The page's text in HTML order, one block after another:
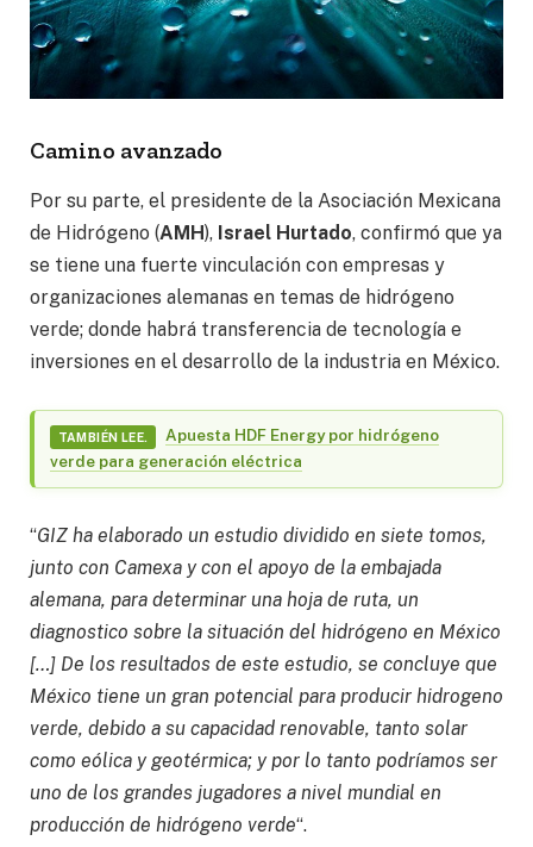
Camino avanzado
Por su parte, el presidente de la Asociación Mexicana
de Hidrógeno (AMH), Israel Hurtado, confirmó que ya
se tiene una fuerte vinculación con empresas y
organizaciones alemanas en temas de hidrógeno
verde; donde habrá transferencia de tecnología e
inversiones en el desarrollo de la industria en México.
TAMBIÉN LEE.
Apuesta HDF Energy por hidrógeno
verde para generación eléctrica
“GIZ ha elaborado un estudio dividido en siete tomos,
junto con Camexa y con el apoyo de la embajada
alemana, para determinar una hoja de ruta, un
diagnostico sobre la situación del hidrógeno en México
[…] De los resultados de este estudio, se concluye que
México tiene un gran potencial para producir hidrogeno
verde, debido a su capacidad renovable, tanto solar
como eólica y geotérmica; y por lo tanto podríamos ser
uno de los grandes jugadores a nivel mundial en
producción de hidrógeno verde“.